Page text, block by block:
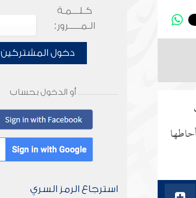
كـلـــمـة
الـمـــــرور:
دخول المشتركين
أو الدخول بحساب
استرجاع الرمز السري